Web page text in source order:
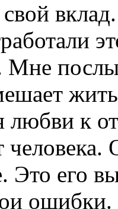
свой
Мне
любви к
Это его
ошибки.